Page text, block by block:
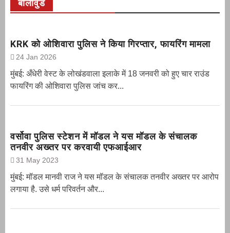
बॉलीवुड
KRK को ओशिवारा पुलिस ने किया गिरप्तार, फायरिंग मामला
24 Jan 2026
मुंबई: अँधेरी वेस्ट के लोखंडवाला इलाके में 18 जनवरी को हुए चार राउंड
फायरिंग की ओशिवारा पुलिस जांच कर...
वर्सोवा पुलिस स्टेशन में मॉडल ने यस मॉडल के संचालक
तनवीर अख्तर पर करवायी एफआईआर
31 May 2023
मुंबई: मॉडल मानवी राज ने यस मॉडल के संचालक तनवीर अख्तर पर आरोप
लगाया है. उसे धर्म परिवर्तन और...